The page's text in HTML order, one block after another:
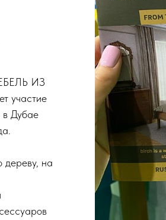
ИЗ
в Дубае
дереву, на